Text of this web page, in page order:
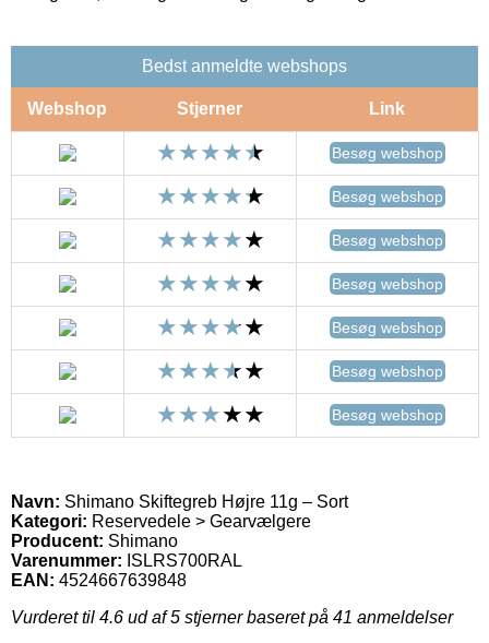
Bedst anmeldte webshops
Webshop Stjerner Link
Besøg webshop
Besøg webshop
Besøg webshop
Besøg webshop
Besøg webshop
Besøg webshop
Besøg webshop
Navn: Shimano Skiftegreb Højre 11g – Sort
Kategori: Reservedele > Gearvælgere
Producent: Shimano
Varenummer: ISLRS700RAL
EAN: 4524667639848
Vurderet til 4.6 ud af 5 stjerner baseret på 41 anmeldelser